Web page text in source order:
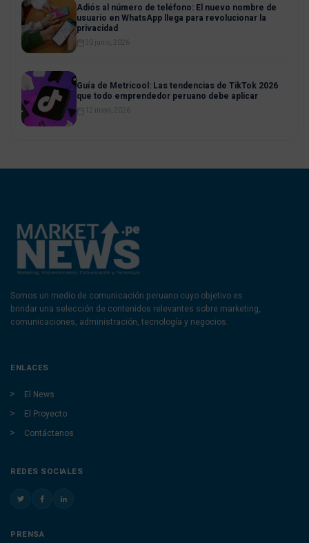
Adiós al número de teléfono: El nuevo nombre de
usuario en WhatsApp llega para revolucionar la
privacidad
30 junio, 2026
Guía de Metricool: Las tendencias de TikTok 2026
que todo emprendedor peruano debe aplicar
12 mayo, 2026
Somos un medio de comunicación peruano cuyo objetivo es
brindar una selección de contenidos relevantes sobre marketing,
comunicaciones, administración, tecnología y negocios.
ENLACES
El News
El Proyecto
Contáctanos
REDES SOCIALES
PRENSA